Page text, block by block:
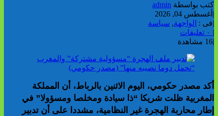
كتب بواسطة admin
| أغسطس 04, 2026
|فى : الواجهة, سياسة
|
|16 مشاهدة
أكد مصدر حكومي، اليوم الاثنين بالرباط، أن المملكة
المغربية ظلت شريكا “ذا سيادة ومخلصا ومسؤولا” في
إطار محاربة الهجرة غير النظامية، مشددا على أن تدبير